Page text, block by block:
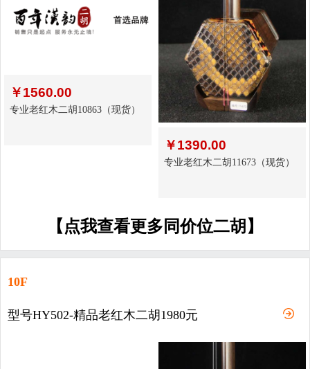
￥1560.00
专业老红木二胡10863（现货）
￥1390.00
专业老红木二胡11673（现货）
【点我查看更多同价位二胡】
10F
型号HY502-精品老红木二胡1980元